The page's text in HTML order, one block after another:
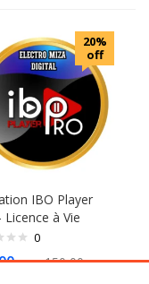
20%
off
IBO Player
Licence à Vie
0
د.م.120,00 د.م.150,00